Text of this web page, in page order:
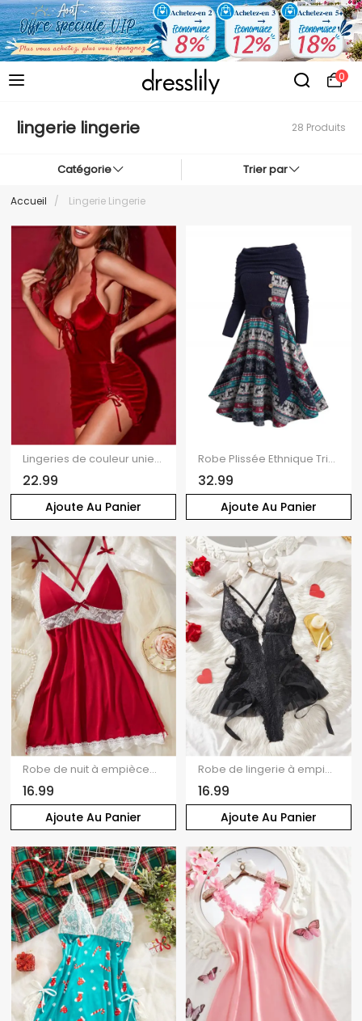
0
lingerie lingerie 28 Produits
Catégorie Trier par
Accueil / Lingerie Lingerie
Ajoute Au Panier
Lingeries de couleur unie Robe à lacets festonnée Bodycon Lingeries
22.99
Ajoute Au Panier
Robe Plissée Ethnique Tricotée Flocon de Neige et Cerf Imprimés
32.99
Ajoute Au Panier
Robe de nuit à empiècements en dentelle colorblock, nœud croisé, lingerie
16.99
Ajoute Au Panier
Robe de lingerie à empiècements en dentelle de couleur unie, décolleté plongeant croisé
16.99